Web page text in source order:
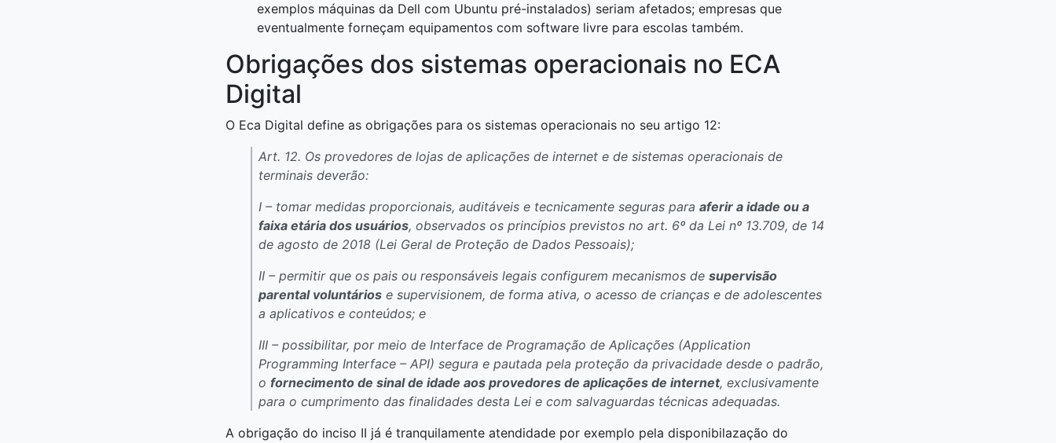
exemplos máquinas da Dell com Ubuntu pré-instalados) seriam afetados; empresas que
eventualmente forneçam equipamentos com software livre para escolas também.
Obrigações dos sistemas operacionais no ECA
Digital
O Eca Digital define as obrigações para os sistemas operacionais no seu artigo 12:
Art. 12. Os provedores de lojas de aplicações de internet e de sistemas operacionais de
terminais deverão:
I – tomar medidas proporcionais, auditáveis e tecnicamente seguras para aferir a idade ou a
faixa etária dos usuários, observados os princípios previstos no art. 6º da Lei nº 13.709, de 14
de agosto de 2018 (Lei Geral de Proteção de Dados Pessoais);
II – permitir que os pais ou responsáveis legais configurem mecanismos de supervisão
parental voluntários e supervisionem, de forma ativa, o acesso de crianças e de adolescentes
a aplicativos e conteúdos; e
III – possibilitar, por meio de Interface de Programação de Aplicações (Application
Programming Interface – API) segura e pautada pela proteção da privacidade desde o padrão,
o fornecimento de sinal de idade aos provedores de aplicações de internet, exclusivamente
para o cumprimento das finalidades desta Lei e com salvaguardas técnicas adequadas.
A obrigação do inciso II já é tranquilamente atendidade por exemplo pela disponibilazação do